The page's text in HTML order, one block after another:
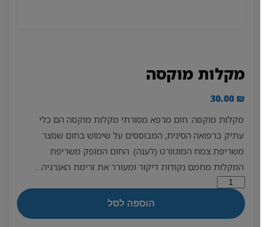
מקלות מוקסה
30.00₪
מקלות מוקסה: חום מרפא מסורתי מקלות מוקסה הם כלי
עתיק ברפואה הסינית, המבוססים על שימוש בחום שנוצר
משריפת צמח המוגוורט (לענה). החום המופק משריפת
המקלות מחמם נקודות דיקור ומעורר את זרימת האנרגיה…
כמות
של
מקלות
מוקסה
הוספה לסל